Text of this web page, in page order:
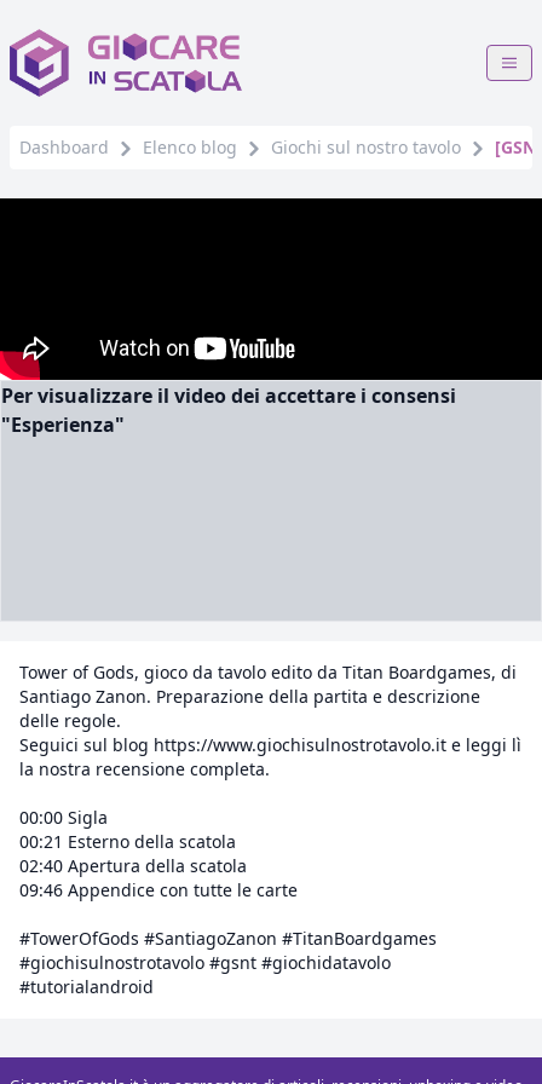
Dashboard Elenco blog Giochi sul nostro tavolo
Per visualizzare il video dei accettare i consensi
"Esperienza"
Tower of Gods, gioco da tavolo edito da Titan Boardgames, di
Santiago Zanon. Preparazione della partita e descrizione
delle regole.
Seguici sul blog https://www.giochisulnostrotavolo.it e leggi lì
la nostra recensione completa.
00:00 Sigla
00:21 Esterno della scatola
02:40 Apertura della scatola
09:46 Appendice con tutte le carte
#TowerOfGods #SantiagoZanon #TitanBoardgames
#giochisulnostrotavolo #gsnt #giochidatavolo
#tutorialandroid